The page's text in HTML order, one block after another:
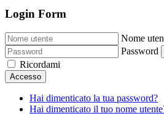
Login Form
Nome
Password
Ricordami
Accesso
Hai dimenticato la tua password?
Hai dimenticato il tuo nome